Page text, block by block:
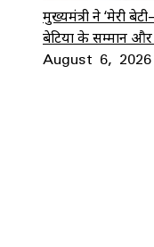
मुख्यमंत्री ने ‘मेरी
बेटियों के सम्मान
August 6, 2026